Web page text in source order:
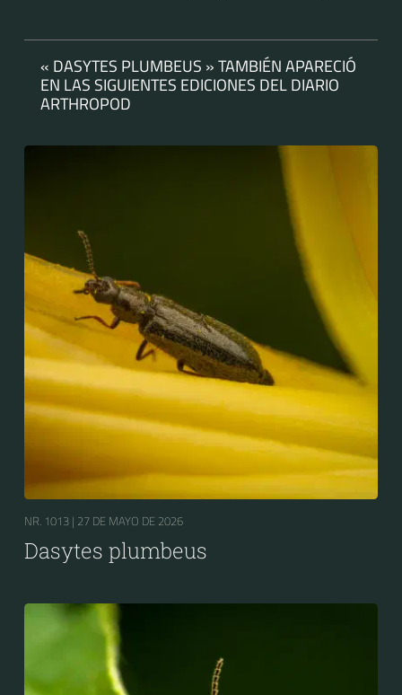
« DASYTES PLUMBEUS » TAMBIÉN APARECIÓ
EN LAS SIGUIENTES EDICIONES DEL DIARIO
ARTHROPOD
NR. 1013 | 27 DE MAYO DE 2026
Dasytes plumbeus